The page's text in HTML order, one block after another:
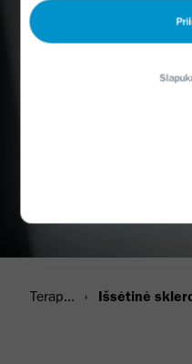
Terapinės sritys Išsėtinė